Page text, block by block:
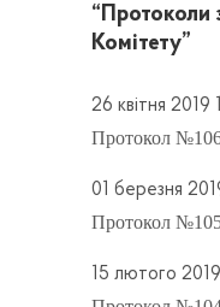
“Протоколи
Комітету”
26 квітня 2019
Протокол
01 березня
Протокол
15 лютого